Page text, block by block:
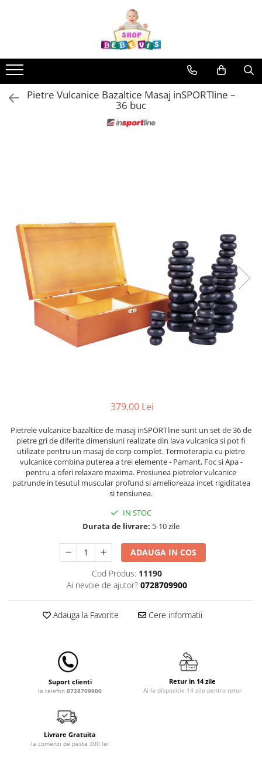
Carucioare copii
Carucioare copii sport
Carucioare copii 2in1
Umbrele carucioare
Accesorii diverse carucioare
Landouri pentru bebelusi
Scaune auto copii
Camera copilului
Patuturi copii
Patuturi lemn pana la 120 x 60 cm
Patuturi lemn 140 x 70 cm
Saltele de la 120 x 60 cm
Saltele de la 140 x 70 cm
Saltele 127 x 63 cm
Saltele de la 160 x 80 cm
Lenjerii patut 140 x 70 cm
Lenjerie patuturi tineret
Baldachin patut
Perne copii si mamici
Protectii saltea
Comode copii
Porti de siguranta
Dulap si cutii jucarii
Sac de dormit copii
Covorase de joaca
Pietre Vulcanice Bazaltice Masaj inSPORTline –
36 buc
379,00 Lei
Pietrele vulcanice bazaltice de masaj inSPORTline sunt un set de 36 de
pietre gri de diferite dimensiuni realizate din lava vulcanica si pot fi
utilizate pentru un masaj de corp complet. Termoterapia cu pietre
vulcanice combina puterea a trei elemente - Pamant, Foc si Apa -
pentru a oferi relaxare maxima. Presiunea pietrelor vulcanice
patrunde in tesutul muscular profund si amelioreaza incet rigiditatea
si tensiunea.
IN STOC
Durata de livrare: 5-10 zile
ADAUGA IN COS
Cod Produs: 11190
Ai nevoie de ajutor? 0728709900
Adauga la Favorite Cere informatii
Suport clienti
la telefon 0728709900
Retur in 14 zile
Ai la dispozitie 14 zile pentru retur
Livrare Gratuita
la comenzi de peste 300 lei